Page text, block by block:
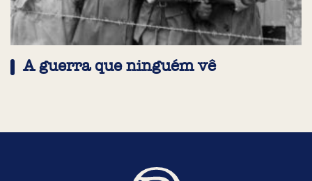
A guerra que ninguém vê